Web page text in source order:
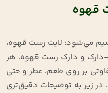
قهوه
می‌شود: لایت رست قهوه،
و دارک رست قهوه. هر
بر روی طعم، عطر و حتی
در زیر به توضیحات دقیق‌تری